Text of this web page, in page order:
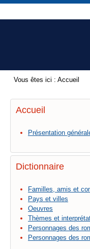
Vous êtes ici : Accueil
Accueil
Présentation
Dictionnaire
Familles, amis et
Pays et villes
Oeuvres
Thèmes et
Personnages des
Personnages des